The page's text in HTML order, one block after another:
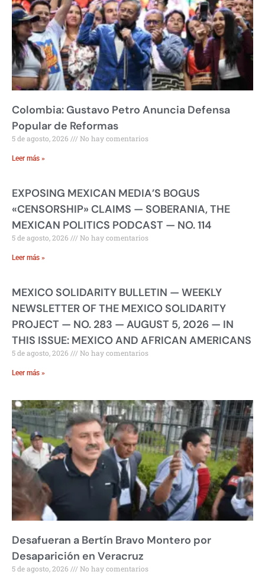
Colombia: Gustavo Petro Anuncia Defensa
Popular de Reformas
5 de agosto, 2026 No hay comentarios
Leer más »
EXPOSING MEXICAN MEDIA’S BOGUS
«CENSORSHIP» CLAIMS — SOBERANIA, THE
MEXICAN POLITICS PODCAST — NO. 114
5 de agosto, 2026 No hay comentarios
Leer más »
MEXICO SOLIDARITY BULLETIN — WEEKLY
NEWSLETTER OF THE MEXICO SOLIDARITY
PROJECT — NO. 283 — AUGUST 5, 2026 — IN
THIS ISSUE: MEXICO AND AFRICAN AMERICANS
5 de agosto, 2026 No hay comentarios
Leer más »
Desafueran a Bertín Bravo Montero por
Desaparición en Veracruz
5 de agosto, 2026 No hay comentarios